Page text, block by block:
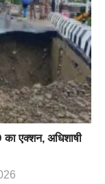
का एक्शन, अधिशाषी